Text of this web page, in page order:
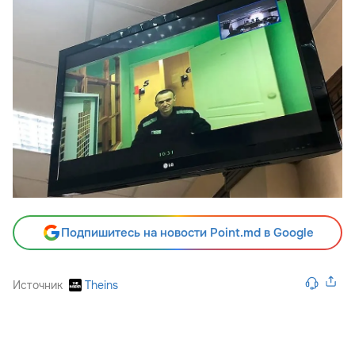
Подпишитесь на новости Point.md в Google
Источник Theins